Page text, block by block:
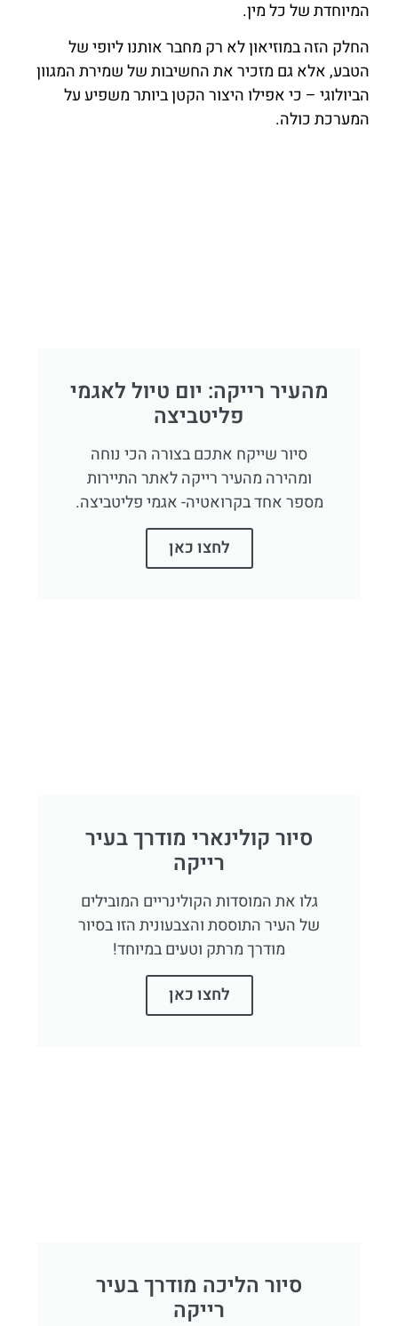
המיוחדת של כל מין.
החלק הזה במוזיאון לא רק מחבר אותנו ליופי של
הטבע, אלא גם מזכיר את החשיבות של שמירת המגוון
הביולוגי – כי אפילו היצור הקטן ביותר משפיע על
המערכת כולה.
מהעיר רייקה: יום טיול לאגמי
פליטביצה
סיור שייקח אתכם בצורה הכי נוחה
ומהירה מהעיר רייקה לאתר התיירות
מספר אחד בקרואטיה- אגמי פליטביצה.
לחצו כאן
סיור קולינארי מודרך בעיר
רייקה
גלו את המוסדות הקולינריים המובילים
של העיר התוססת והצבעונית הזו בסיור
מודרך מרתק וטעים במיוחד!
לחצו כאן
סיור הליכה מודרך בעיר
רייקה